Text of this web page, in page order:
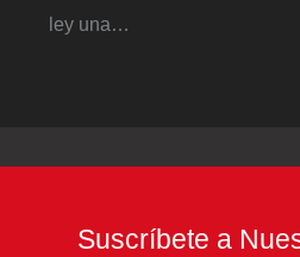
ley una…
Suscríbete a